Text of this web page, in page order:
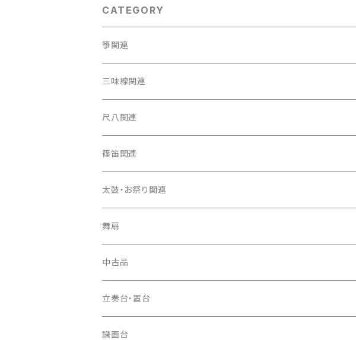
CATEGORY
箏関連
箏（本体）
箏カバー
箏袋
口前袋・尾布
爪・爪輪
爪入
爪駒入
猫足入
三味線関連
三味線（本体）
三味線ケース
長トランク・三ツ折トランク
ソフトケース
雨用カバー
長袋・三ツ組袋・胴袋
胴掛
根緒
糸
尺八関連
尺八（本体）
尺八袋
歌口キャップ
つゆ切り
篠笛関連
篠笛（本体）
お祭り用６穴
お祭り用７穴
篠笛袋
太鼓・お祭り関連
太鼓（本体）
太鼓撥
手拍子（チャンチャン）
当り鉦
舞扇
中古品
箏（本体）
三味線（本体）
立奏台・置台
譜面台